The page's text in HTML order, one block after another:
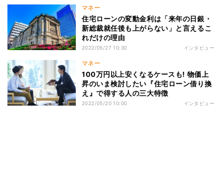
マネー
住宅ローンの変動金利は「来年の日銀・
新総裁就任後も上がらない」と言えるこ
れだけの理由
2022/05/27 10:30 インタビュー
マネー
100万円以上安くなるケースも! 物価上
昇のいま検討したい『住宅ローン借り換
え』で得する人の三大特徴
2022/05/20 10:00 インタビュー